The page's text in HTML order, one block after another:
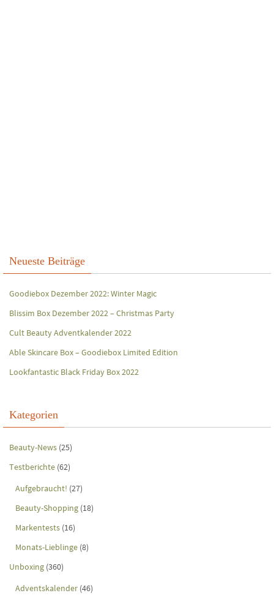
Neueste Beiträge
Goodiebox Dezember 2022: Winter Magic
Blissim Box Dezember 2022 – Christmas Party
Cult Beauty Adventkalender 2022
Able Skincare Box – Goodiebox Limited Edition
Lookfantastic Black Friday Box 2022
Kategorien
Beauty-News (25)
Testberichte (62)
Aufgebraucht! (27)
Beauty-Shopping (18)
Markentests (16)
Monats-Lieblinge (8)
Unboxing (360)
Adventskalender (46)